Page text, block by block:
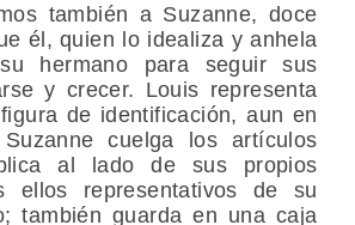
también a Suzanne, doce
él, quien lo idealiza y anhela
hermano para seguir sus
y crecer. Louis representa
de identificación, aun en
cuelga los artículos
al lado de sus propios
ellos representativos de su
también guarda en una caja